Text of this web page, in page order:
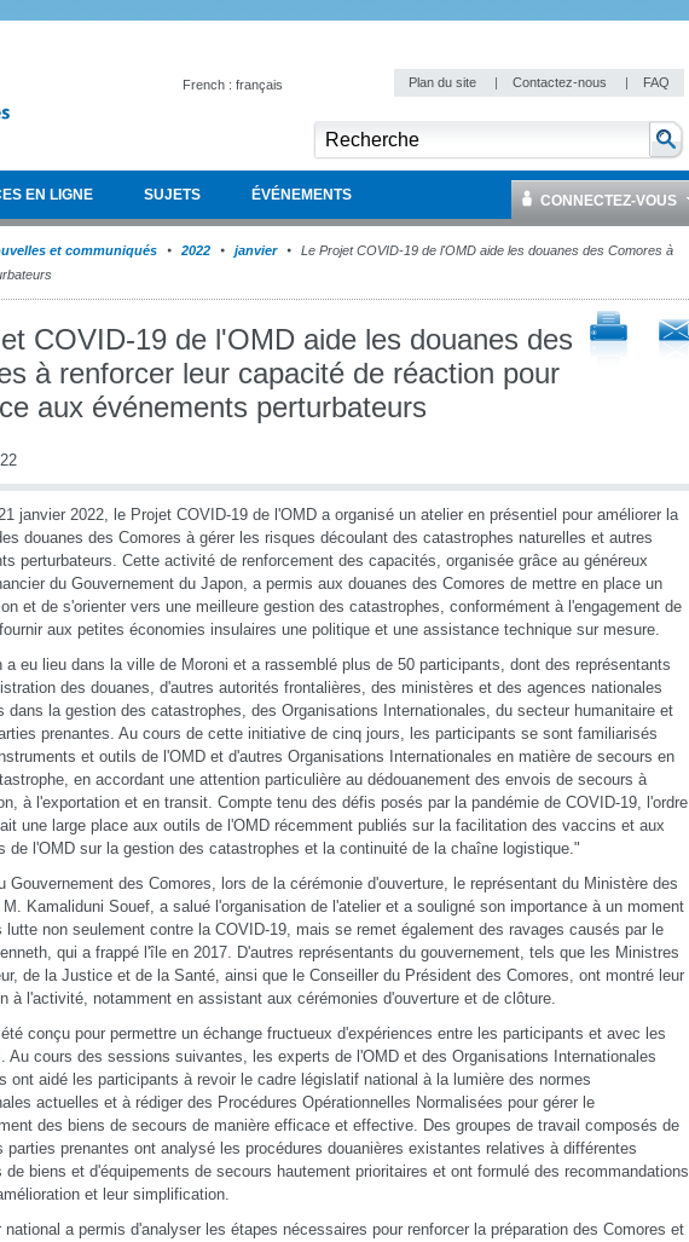
French : français Plan du site | Contactez-nous | FAQ
EN LIGNE SUJETS ÉVÉNEMENTS CONNECTEZ-VOUS
et communiqués 2022 janvier
Le Projet COVID-19 de l'OMD aide les douanes des Comores à
COVID-19 de l'OMD aide les douanes des
à renforcer leur capacité de réaction pour
aux événements perturbateurs
janvier 2022, le Projet COVID-19 de l'OMD a organisé un atelier en présentiel pour améliorer la
douanes des Comores à gérer les risques découlant des catastrophes naturelles et autres
perturbateurs. Cette activité de renforcement des capacités, organisée grâce au généreux
du Gouvernement du Japon, a permis aux douanes des Comores de mettre en place un
et de s'orienter vers une meilleure gestion des catastrophes, conformément à l'engagement de
aux petites économies insulaires une politique et une assistance technique sur mesure.
a eu lieu dans la ville de Moroni et a rassemblé plus de 50 participants, dont des représentants
des douanes, d'autres autorités frontalières, des ministères et des agences nationales
dans la gestion des catastrophes, des Organisations Internationales, du secteur humanitaire et
prenantes. Au cours de cette initiative de cinq jours, les participants se sont familiarisés
et outils de l'OMD et d'autres Organisations Internationales en matière de secours en
en accordant une attention particulière au dédouanement des envois de secours à
à l'exportation et en transit. Compte tenu des défis posés par la pandémie de COVID-19, l'ordre
une large place aux outils de l'OMD récemment publiés sur la facilitation des vaccins et aux
de l'OMD sur la gestion des catastrophes et la continuité de la chaîne logistique."
Gouvernement des Comores, lors de la cérémonie d'ouverture, le représentant du Ministère des
M. Kamaliduni Souef, a salué l'organisation de l'atelier et a souligné son importance à un moment
lutte non seulement contre la COVID-19, mais se remet également des ravages causés par le
qui a frappé l'île en 2017. D'autres représentants du gouvernement, tels que les Ministres
de la Justice et de la Santé, ainsi que le Conseiller du Président des Comores, ont montré leur
à l'activité, notamment en assistant aux cérémonies d'ouverture et de clôture.
été conçu pour permettre un échange fructueux d'expériences entre les participants et avec les
Au cours des sessions suivantes, les experts de l'OMD et des Organisations Internationales
ont aidé les participants à revoir le cadre législatif national à la lumière des normes
actuelles et à rédiger des Procédures Opérationnelles Normalisées pour gérer le
des biens de secours de manière efficace et effective. Des groupes de travail composés de
parties prenantes ont analysé les procédures douanières existantes relatives à différentes
de biens et d'équipements de secours hautement prioritaires et ont formulé des recommandations
et leur simplification.
national a permis d'analyser les étapes nécessaires pour renforcer la préparation des Comores et